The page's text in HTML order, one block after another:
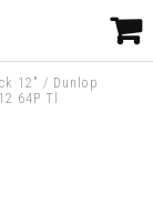
12" / Dunlop
64P Tl